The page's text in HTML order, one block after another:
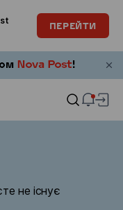
ПЕРЕЙТИ
не існує